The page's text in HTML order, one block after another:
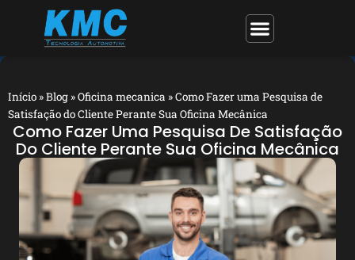
Início »Blog »Oficina mecanica »Como Fazer uma Pesquisa de
Satisfação do Cliente Perante Sua Oficina Mecânica
Como Fazer Uma Pesquisa De Satisfação
Do Cliente Perante Sua Oficina Mecânica